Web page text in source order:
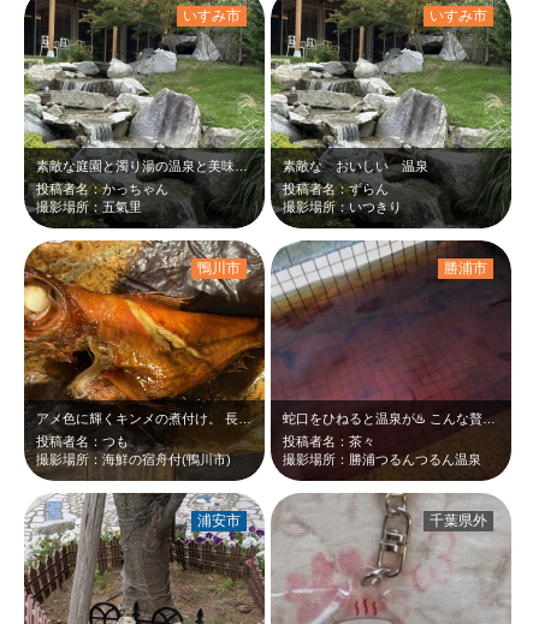
素敵な庭園と濁り湯の温泉と美味しいお料理にとても癒されました。
投稿者名：かっちゃん
撮影場所：五氣里
いすみ市
素敵な おいしい 温泉
投稿者名：ずらん
撮影場所：いつきり
いすみ市
アメ色に輝くキンメの煮付け。 長狭米の新米とでご飯がすすむ、すすむ！
投稿者名：つも
撮影場所：海鮮の宿舟付(鴨川市)
鴨川市
蛇口をひねると温泉が♨️ こんな贅沢はないです。しかも黒湯でつるんつるん。お…
投稿者名：茶々
撮影場所：勝浦つるんつるん温泉
勝浦市
浦安市 千葉県外